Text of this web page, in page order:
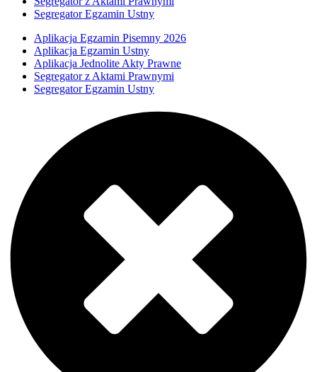
Segregator Egzamin Ustny
Aplikacja Egzamin Pisemny 2026
Aplikacja Egzamin Ustny
Aplikacja Jednolite Akty Prawne
Segregator z Aktami Prawnymi
Segregator Egzamin Ustny